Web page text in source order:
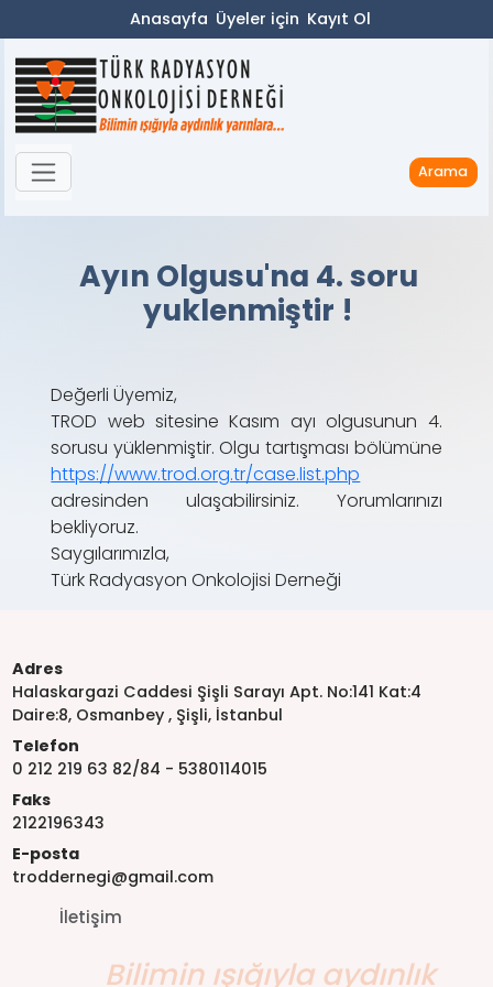
Anasayfa Üyeler için Kayıt Ol
Arama
Ayın Olgusu'na 4. soru
yuklenmiştir !
Değerli Üyemiz,
TROD web sitesine Kasım ayı olgusunun 4.
sorusu yüklenmiştir. Olgu tartışması bölümüne
https://www.trod.org.tr/case.list.php
adresinden ulaşabilirsiniz. Yorumlarınızı
bekliyoruz.
Saygılarımızla,
Türk Radyasyon Onkolojisi Derneği
Adres
Halaskargazi Caddesi Şişli Sarayı Apt. No:141 Kat:4
Daire:8, Osmanbey , Şişli, İstanbul
Telefon
0 212 219 63 82/84 - 5380114015
Faks
2122196343
E-posta
troddernegi@gmail.com
İletişim
Bilimin ışığıyla aydınlık